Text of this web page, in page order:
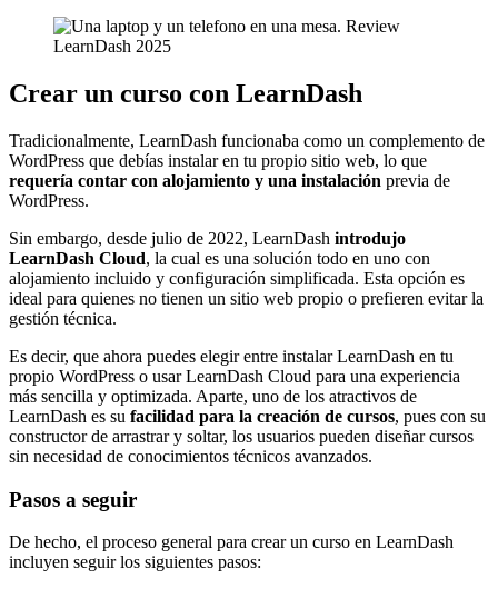
Crear un curso con LearnDash
Tradicionalmente, LearnDash funcionaba como un complemento de
WordPress que debías instalar en tu propio sitio web, lo que
requería contar con alojamiento y una instalación previa de
WordPress.
Sin embargo, desde julio de 2022, LearnDash introdujo
LearnDash Cloud, la cual es una solución todo en uno con
alojamiento incluido y configuración simplificada. Esta opción es
ideal para quienes no tienen un sitio web propio o prefieren evitar la
gestión técnica.
Es decir, que ahora puedes elegir entre instalar LearnDash en tu
propio WordPress o usar LearnDash Cloud para una experiencia
más sencilla y optimizada. Aparte, uno de los atractivos de
LearnDash es su facilidad para la creación de cursos, pues con su
constructor de arrastrar y soltar, los usuarios pueden diseñar cursos
sin necesidad de conocimientos técnicos avanzados.
Pasos a seguir
De hecho, el proceso general para crear un curso en LearnDash
incluyen seguir los siguientes pasos: